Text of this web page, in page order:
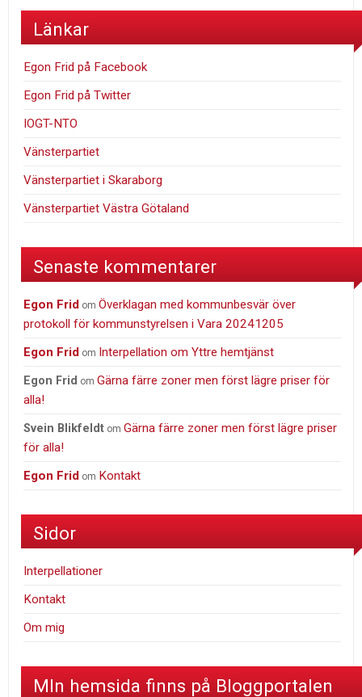
Länkar
Egon Frid på Facebook
Egon Frid på Twitter
IOGT-NTO
Vänsterpartiet
Vänsterpartiet i Skaraborg
Vänsterpartiet Västra Götaland
Senaste kommentarer
Egon Frid omÖverklagan med kommunbesvär över
protokoll för kommunstyrelsen i Vara 20241205
Egon Frid om Interpellation om Yttre hemtjänst
Egon Frid omGärna färre zoner men först lägre priser för
alla!
Svein Blikfeldt omGärna färre zoner men först lägre priser
för alla!
Egon Frid om Kontakt
Sidor
Interpellationer
Kontakt
Om mig
MIn hemsida finns på Bloggportalen